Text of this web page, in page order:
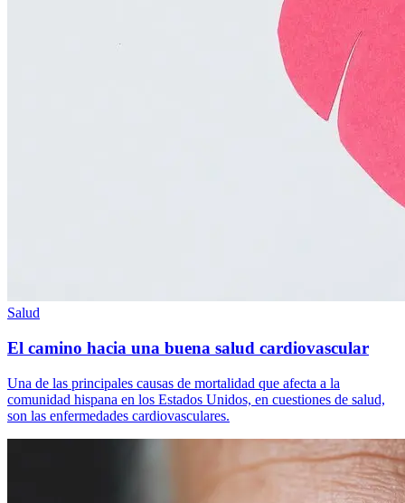
Salud
El camino hacia una buena salud cardiovascular
Una de las principales causas de mortalidad que afecta a la
comunidad hispana en los Estados Unidos, en cuestiones de salud,
son las enfermedades cardiovasculares.